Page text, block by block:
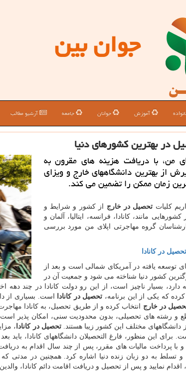
جوان بین
آموزش جوانان جامعه آرشیو مطالب
در بهترین كشورهای دنیا
من، با دریافت هزینه های مقرون به
از بهترین دانشگاههای خارج و ویزای
زمان ممكن را تضمین می كند.
کلیات تحصیل در خارج از کشور و شرایط و
مانند، کانادا، فرانسه، ایتالیا، آلمان و
گروه مهاجرتی اپلای من مورد بررسی
تحصیل در کانادا
توسعه یافته در آمریکای شمالی است و بعد از
کشور دنیا شناخته می شود و جمعیت آن در
بسیار ناچیز است، از این رو دولت کانادا در چند دهه
که یکی از این برنامه، تحصیل در کانادا
است. بسیاری از
در خارج انتخاب کرده و از طریق تحصیل، به کانادا
و رشته های تحصیلی، بدون محدودیت سنی، امکان پذیر
دانشگاههای مختلف این کشور زیبا هستند.تحصیل در کانادا ،
برای این منظور، فارغ التحصیلان دانشگاههای کانادا،
پرداخت مالیات های مقرر، پس از چند سال اقدام به دریافت
تسلط به دو زبان زنده دنیا اشاره کرد. همچنین در مدتی که
نمایید و پس از تحصیل و دریافت اقامت دائم کانادا،